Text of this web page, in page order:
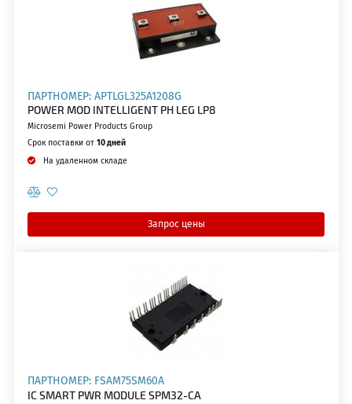
ПАРТНОМЕР: APTLGL325A1208G
POWER MOD INTELLIGENT PH LEG LP8
Microsemi Power Products Group
Срок поставки от 10 дней
На удаленном складе
Запрос цены
ПАРТНОМЕР: FSAM75SM60A
IC SMART PWR MODULE SPM32-CA